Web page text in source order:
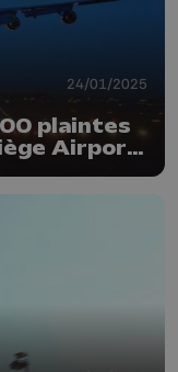
24/01/2025
plaintes
Airport;